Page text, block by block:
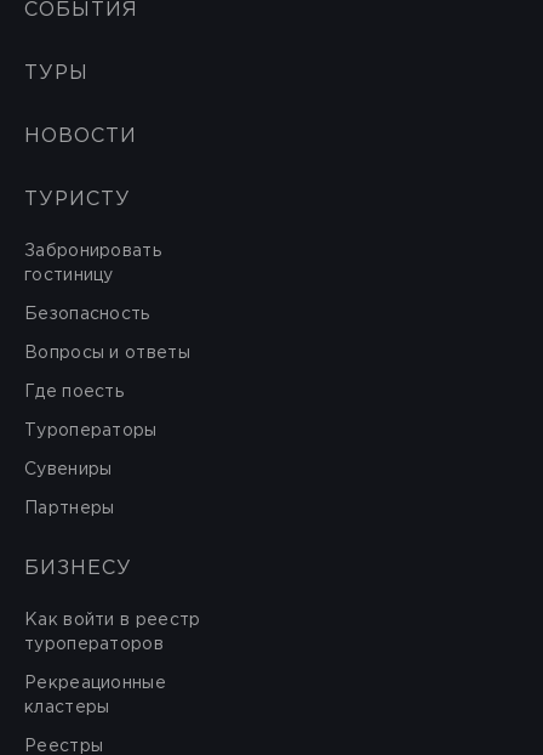
СОБЫТИЯ
ТУРЫ
НОВОСТИ
ТУРИСТУ
Забронировать
гостиницу
Безопасность
Вопросы и ответы
Где поесть
Туроператоры
Сувениры
Партнеры
БИЗНЕСУ
Как войти в реестр
туроператоров
Рекреационные
кластеры
Реестры